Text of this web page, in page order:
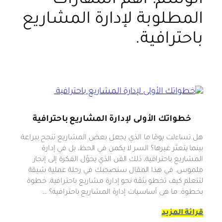
المطلوبة لإدارة المشاريع
باحترافية.
خطواتك الأولى لإدارة المشاريع باحترافية
هل تساءلت يومًا ما الذي يجعل بعض المشاريع تنجح ببراعة
بينما يتعثر غيرها؟ السر لا يكمن في الحظ، بل في إدارة
المشاريع باحترافية، ذلك الفن الذي يحوِّل الفكرة إلى إنجاز
ملموس. في هذا المقال سنصحبك في رحلة عملية شيقة
لتتعلم كيف تخطو بثقة نحو إدارة مشاريع باحترافية، خطوة
بخطوة. ما هى أساسيات إدارة المشاريع باحترافية؟ …
قرائة المزيد